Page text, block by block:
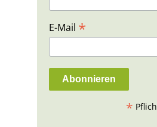
E-Mail *
*